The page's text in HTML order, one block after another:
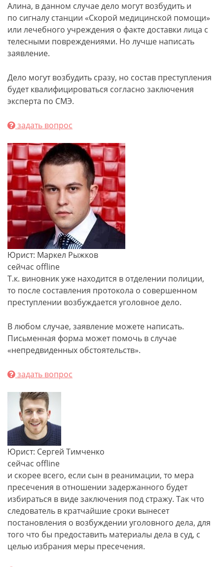
Алина, в данном случае ​дело могут возбудить и
по сигналу станции «Скорой медицинской помощи»
или лечебного учреждения о факте доставки лица с
телесными повреждениями​. Но лучше написать
заявление.
Дело могут возбудить сразу, но состав преступления
будет квалифицироваться согласно заключения
эксперта по СМЭ.
задать вопрос
Юрист: Маркел Рыжков
сейчас offline
Т.к. виновник уже находится в отделении полиции,
то после составления протокола о совершенном
преступлении возбуждается уголовное дело.
В любом случае, заявление можете написать.
Письменная форма может помочь в случае
«непредвиденных обстоятельств».
задать вопрос
Юрист: Сергей Тимченко
сейчас offline
и скорее всего, если сын в реанимации, то мера
пресечения в отношении задержанного будет
избираться в виде заключения под стражу. Так что
следователь в кратчайшие сроки вынесет
постановления о возбуждении уголовного дела, для
того что бы предоставить материалы дела в суд, с
целью избрания меры пресечения.